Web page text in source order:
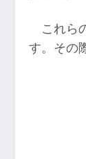
これら
す。その